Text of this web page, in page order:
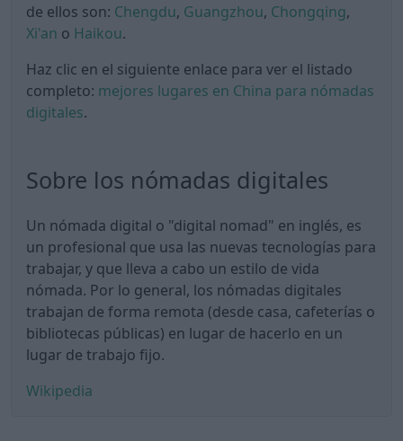
de ellos son: Chengdu, Guangzhou, Chongqing,
Xi'an o Haikou.
Haz clic en el siguiente enlace para ver el listado
completo: mejores lugares en China para nómadas
digitales.
Sobre los nómadas digitales
Un nómada digital o "digital nomad" en inglés, es
un profesional que usa las nuevas tecnologías para
trabajar, y que lleva a cabo un estilo de vida
nómada. Por lo general, los nómadas digitales
trabajan de forma remota (desde casa, cafeterías o
bibliotecas públicas) en lugar de hacerlo en un
lugar de trabajo fijo.
Wikipedia